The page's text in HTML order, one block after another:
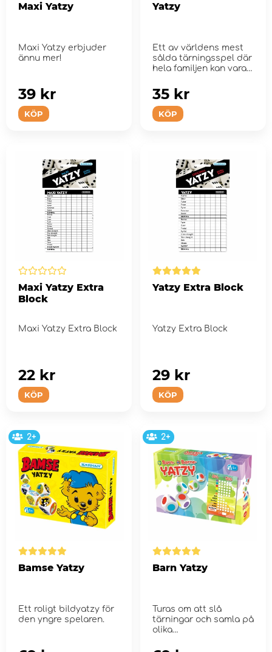
Maxi Yatzy
Maxi Yatzy erbjuder
ännu mer!
KÖP
39 kr
Yatzy
Ett av världens mest
sålda tärningsspel där
hela familjen kan vara
KÖP
35 kr
Maxi Yatzy Extra
Block
Maxi Yatzy Extra Block
KÖP
22 kr
Yatzy Extra Block
Yatzy Extra Block
KÖP
29 kr
2+
Bamse Yatzy
Ett roligt bildyatzy för
den yngre spelaren.
2+
Barn Yatzy
Turas om att slå
tärningar och samla på
olika